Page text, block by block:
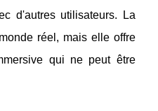
d'autres utilisateurs. La
réel, mais elle offre
qui ne peut être